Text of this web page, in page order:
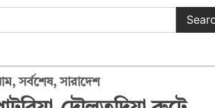
,সর্বশেষ,সারাদেশ